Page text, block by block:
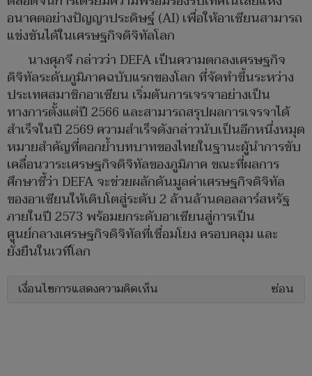
อนาคตอย่างปัญญาประดิษฐ์ (AI) เพื่อให้อาเซียนสามารถ
แข่งขันได้ในเศรษฐกิจดิจิทัลโลก
นางศุภจี กล่าวว่า DEFA เป็นความตกลงเศรษฐกิจ
ดิจิทัลระดับภูมิภาคฉบับแรกของโลก ที่จัดทำขึ้นระหว่าง
ประเทศสมาชิกอาเซียน เริ่มต้นการเจรจาอย่างเป็น
ทางการตั้งแต่ปี 2566 และสามารถสรุปผลการเจรจาได้
สำเร็จในปี 2569 ความสำเร็จดังกล่าวนับเป็นอีกหนึ่งหมุด
หมายสำคัญที่ตอกย้ำบทบาทของไทยในฐานะผู้นำการขับ
เคลื่อนวาระเศรษฐกิจดิจิทัลของภูมิภาค ขณะที่ผลการ
ศึกษาชี้ว่า DEFA จะช่วยผลักดันมูลค่าเศรษฐกิจดิจิทัล
ของอาเซียนให้เติบโตสู่ระดับ 2 ล้านล้านดอลลาร์สหรัฐ
ภายในปี 2573 พร้อมยกระดับอาเซียนสู่การเป็น
ศูนย์กลางเศรษฐกิจดิจิทัลที่เชื่อมโยง ครอบคลุม และ
ยั่งยืนในเวทีโลก
เงื่อนไขการแสดงความคิดเห็น ซ่อน